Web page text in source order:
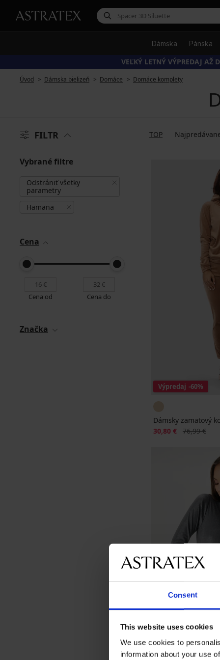
Consent
This website uses cookies
We use cookies to
information about your use
Dámska Pánska
VEĽKÝ LETNÝ VÝPREDAJ AŽ
Úvod Dámska bielizeň Domáce Domáce komplety
FILTR TOP
Vybrané filtre
Odstrániť všetky
parametry
Hamana
Cena
Cena od Cena do
Značka
Výpredaj -60%
Dámsky zamatový
Zľava
30,80 € Pôvodná cena
76,99 €